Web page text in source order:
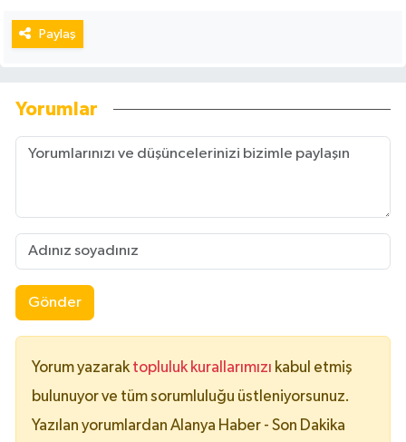
Paylaş
Yorumlar
Gönder
Yorum yazaraktopluluk kurallarımızı kabul etmiş
bulunuyor ve tüm sorumluluğu üstleniyorsunuz.
Yazılan yorumlardan Alanya Haber - Son Dakika